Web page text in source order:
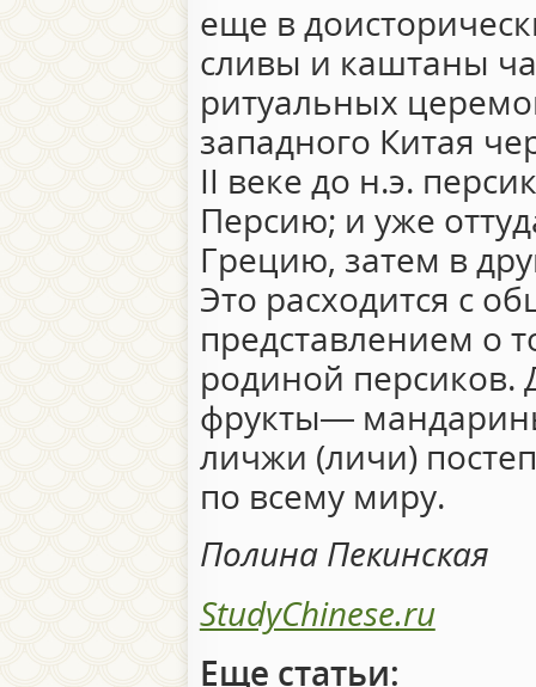
еще в
сливы и каштаны
ритуальных
западного Китая
II веке до н.э.
Персию; и уже
Грецию, затем в
Это расходится с
представлением о
родиной персиков.
фрукты―
личжи (личи)
по всему миру.
Полина Пекинская
StudyChinese.ru
Еще статьи: